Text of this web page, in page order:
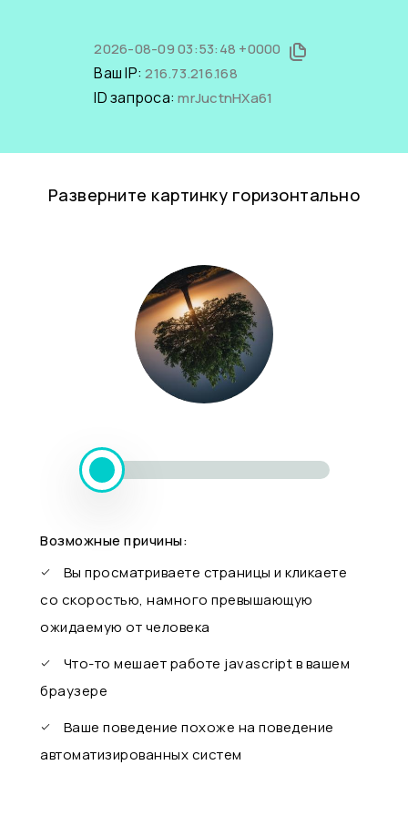
2026-08-09 03:53:48 +0000
Ваш IP:216.73.216.168
ID запроса:mrJuctnHXa61
Разверните картинку горизонтально
Возможные причины:
Вы просматриваете страницы и кликаете
со скоростью, намного превышающую
ожидаемую от человека
Что-то мешает работе javascript в вашем
браузере
Ваше поведение похоже на поведение
автоматизированных систем